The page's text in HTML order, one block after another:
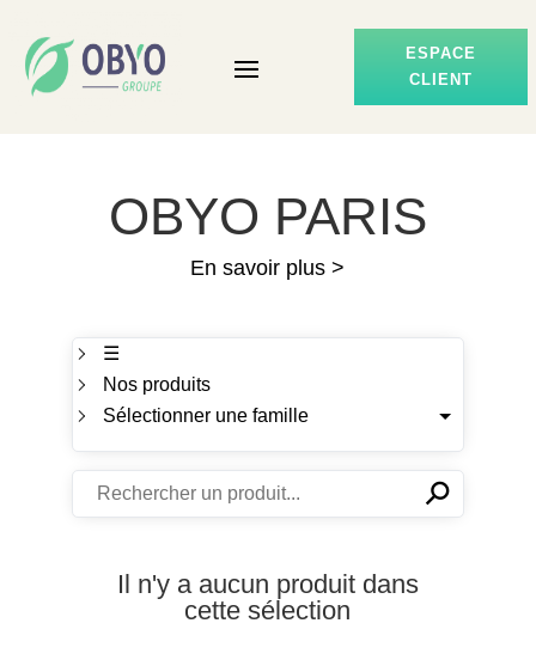
ESPACE
CLIENT
OBYO PARIS
En savoir plus >
☰
Nos produits
Sélectionner une famille
✕⚲
Il n'y a aucun produit dans
cette sélection